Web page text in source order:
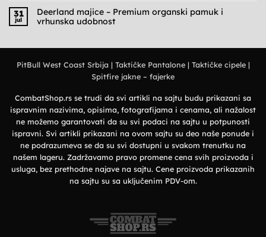
Praktičnost,
udobnost
i
military
na
Deerland
polo
izbor
prirodu
i
31
jul
Deerland majice – Premium organski pamuk i
vrhunska udobnost
–
vrhunska
udobnost
PitBull West Coast Srbija | Taktičke Pantalone| Taktičke cipele|
Spitfire jakne – fajerke
CombatShop.rs se trudi da svi artikli na sajtu budu prikazani sa
ispravnim nazivima, opisima, fotografijama i cenama, ali nažalost
ne možemo garantovati da su svi podaci na sajtu u potpunosti
ispravni. Svi artikli prikazani na ovom sajtu su deo naše ponude i
ne podrazumeva se da su svi dostupni u svakom trenutku na
našem lageru. Zadržavamo pravo promene cena svih proizvoda i
usluga, bez prethodne najave na sajtu. Cene proizvoda prikazanih
na sajtu su sa uključenim PDV-om.